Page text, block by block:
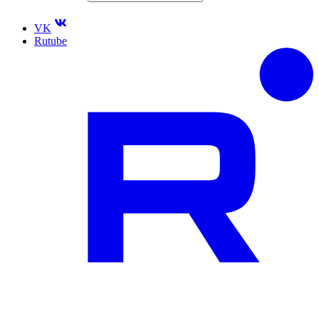
VK
Rutube